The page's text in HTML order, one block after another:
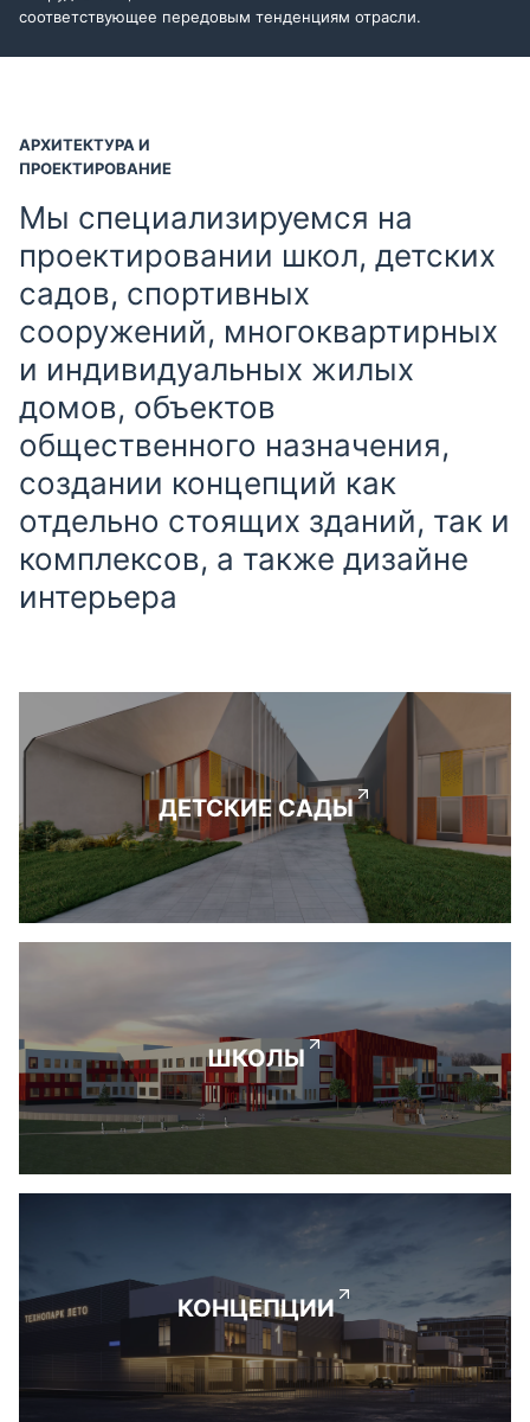
соответствующее передовым тенденциям отрасли.
АРХИТЕКТУРА И
ПРОЕКТИРОВАНИЕ
Мы специализируемся на
проектировании школ, детских
садов, спортивных
сооружений, многоквартирных
и индивидуальных жилых
домов, объектов
общественного назначения,
создании концепций как
отдельно стоящих зданий, так и
комплексов, а также дизайне
интерьера
ДЕТСКИЕ САДЫ
ШКОЛЫ
КОНЦЕПЦИИ